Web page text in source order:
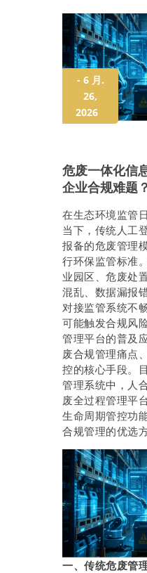
- 6 月.
26,
2026
危废一体化信
企业合规难题
在生态环境监管
当下，传统人工
报备的危废管理
行环保监管标准
业园区、危废处
混乱、数据漏报
对接监管系统不
可能触发合规风
管理平台的普及
废合规管理痛点
控的核心手段。
管理系统中，人
废全过程管理平
生命周期管控功
合规管理的优选方
一、传统危废管